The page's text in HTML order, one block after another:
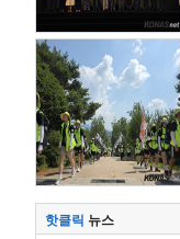
핫클릭 뉴스